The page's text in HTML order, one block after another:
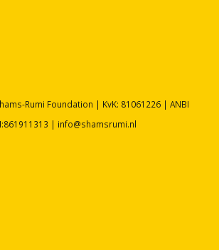
Rumi Foundation | KvK: 81061226 | ANBI
| info@shamsrumi.nl